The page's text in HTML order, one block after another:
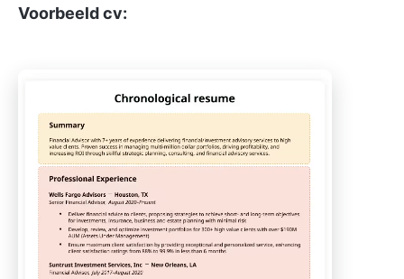
Voorbeeld cv: